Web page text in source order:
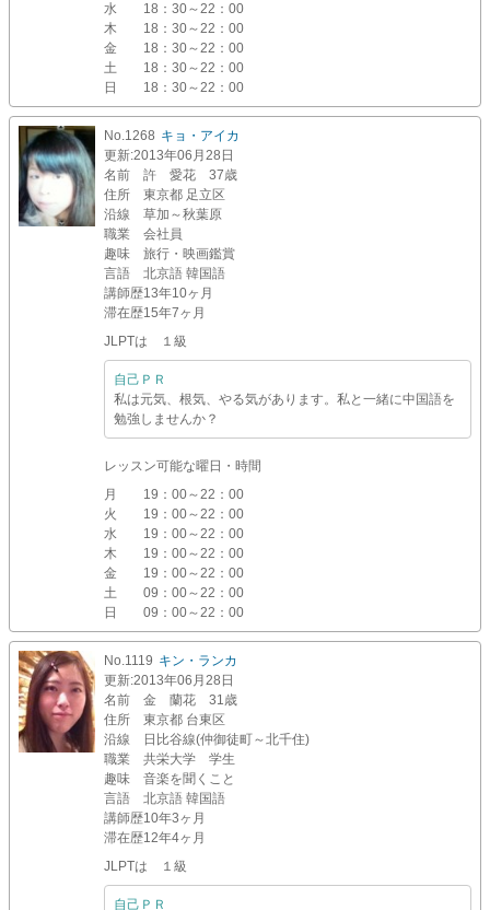
水
18：30～22：00
木
18：30～22：00
金
18：30～22：00
土
18：30～22：00
日
18：30～22：00
No.1268 キョ・アイカ
更新:2013年06月28日
名前
許 愛花 37歳
住所
東京都 足立区
沿線
草加～秋葉原
職業
会社員
趣味
旅行・映画鑑賞
言語
北京語 韓国語
講師歴13年10ヶ月
滞在歴15年7ヶ月
JLPTは １級
自己ＰＲ
私は元気、根気、やる気があります。私と一緒に中国語を
勉強しませんか？
レッスン可能な曜日・時間
月
19：00～22：00
火
19：00～22：00
水
19：00～22：00
木
19：00～22：00
金
19：00～22：00
土
09：00～22：00
日
09：00～22：00
No.1119 キン・ランカ
更新:2013年06月28日
名前
金 蘭花 31歳
住所
東京都 台東区
沿線
日比谷線(仲御徒町～北千住)
職業
共栄大学 学生
趣味
音楽を聞くこと
言語
北京語 韓国語
講師歴10年3ヶ月
滞在歴12年4ヶ月
JLPTは １級
自己ＰＲ